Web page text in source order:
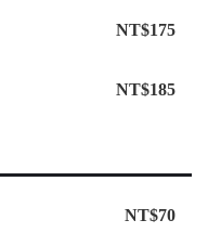
NT$175
NT$185
NT$70